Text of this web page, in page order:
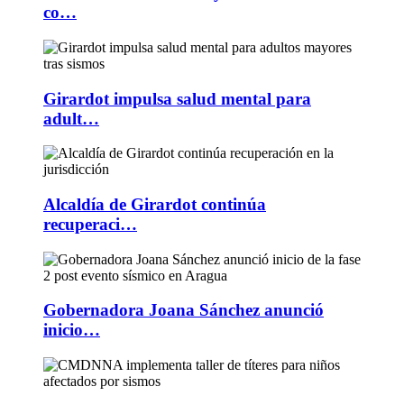
co…
Girardot impulsa salud mental para
adult…
Alcaldía de Girardot continúa
recuperaci…
Gobernadora Joana Sánchez anunció
inicio…